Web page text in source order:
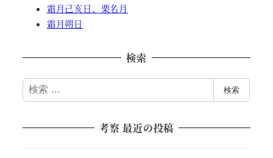
霜月己亥日、栗名月
霜月朔日
検索
検
索
検索
考察 最近の投稿